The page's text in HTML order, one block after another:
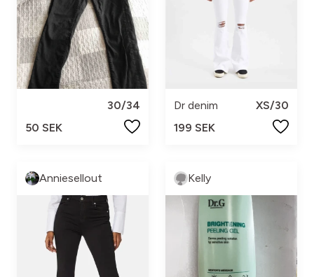
30/34
50 SEK
Dr denim
XS/30
199 SEK
Anniesellout Kelly